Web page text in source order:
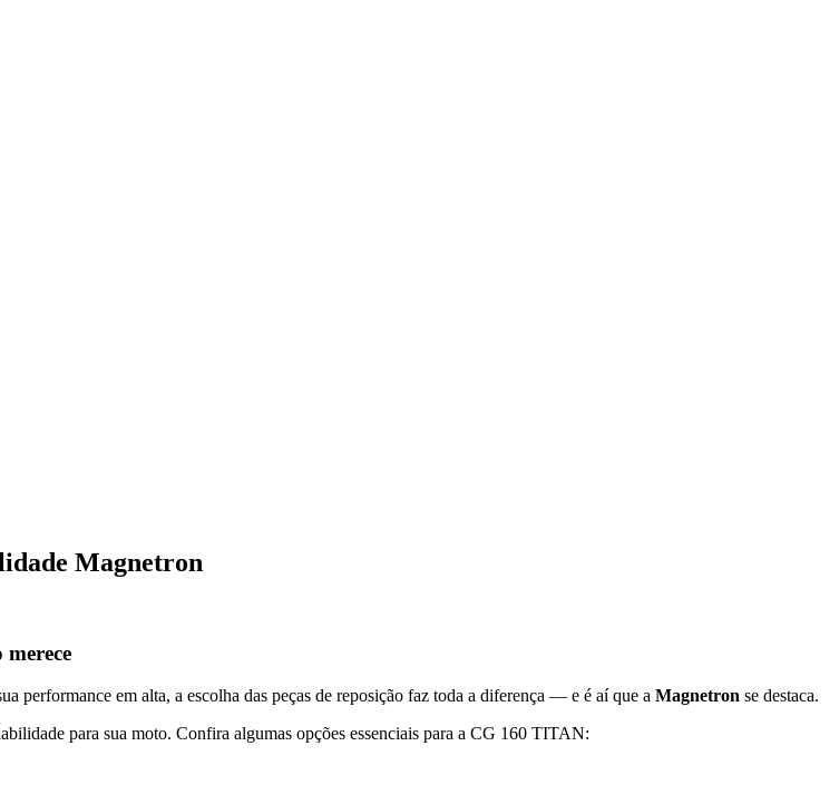
Magnetron
performance em alta, a escolha das peças de reposição faz toda a diferença — e é aí que a Magnetron se destaca.
para sua moto. Confira algumas opções essenciais para a CG 160 TITAN: